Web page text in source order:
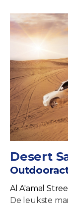
Desert
Al A'amal
De leukste